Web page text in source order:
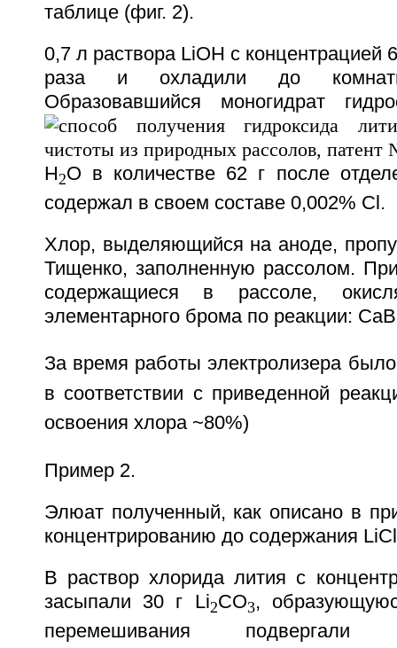
таблице (фиг. 2).
0,7 л раствора LiOH с концентрацией
раза и охладили до
Образовавшийся моногидрат
H2O в количестве 62 г после
содержал в своем составе 0,002% Cl.
Хлор, выделяющийся на аноде,
Тищенко, заполненную рассолом.
содержащиеся в рассоле,
элементарного брома по реакции:
За время работы электролизера
в соответствии с приведенной
освоения хлора ~80%)
Пример 2.
Элюат полученный, как описано в
концентрированию до содержания
В раствор хлорида лития с
засыпали 30 г Li2CO3,
перемешивания